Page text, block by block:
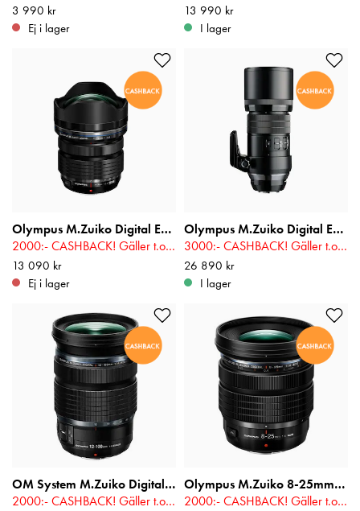
Pris:3 990 kr
3 990 kr
Ej i lager
Pris :13 990 kr
13 990 kr
I lager
Olympus M.Zuiko Digital ED 7-14mm f/2,8 PRO
2000:- CASHBACK! Gäller t.o.m 2026-08-16
Pris :13 090 kr
13 090 kr
Ej i lager
Olympus M.Zuiko Digital ED 300mm f/4,0 IS PRO
3000:- CASHBACK! Gäller t.o.m 2026-08-16
Pris :26 890 kr
26 890 kr
I lager
OM System M.Zuiko Digital 12-100mm f/4 ED IS Pro
2000:- CASHBACK! Gäller t.o.m 2026-08-16
Olympus M.Zuiko 8-25mm f/4 PRO
2000:- CASHBACK! Gäller t.o.m 2026-08-16